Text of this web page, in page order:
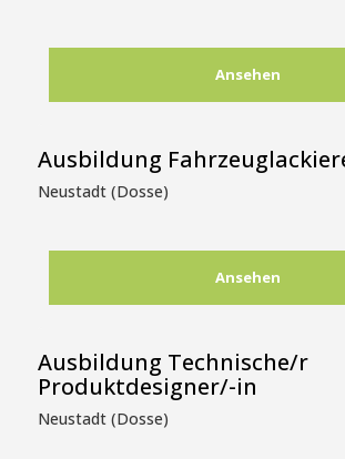
Ansehen
Ausbildung
Neustadt (Dosse)
Ansehen
Ausbildung Technische/r
Produktdesigner/-in
Neustadt (Dosse)